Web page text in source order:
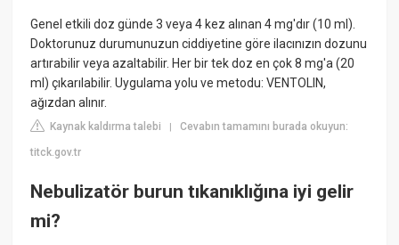
Genel etkili doz günde 3 veya 4 kez alınan 4 mg'dır (10 ml).
Doktorunuz durumunuzun ciddiyetine göre ilacınızın dozunu
artırabilir veya azaltabilir. Her bir tek doz en çok 8 mg'a (20
ml) çıkarılabilir. Uygulama yolu ve metodu: VENTOLIN,
ağızdan alınır.
Kaynak kaldırma talebi |Cevabın tamamını burada okuyun:
titck.gov.tr
Nebulizatör burun tıkanıklığına iyi gelir
mi?